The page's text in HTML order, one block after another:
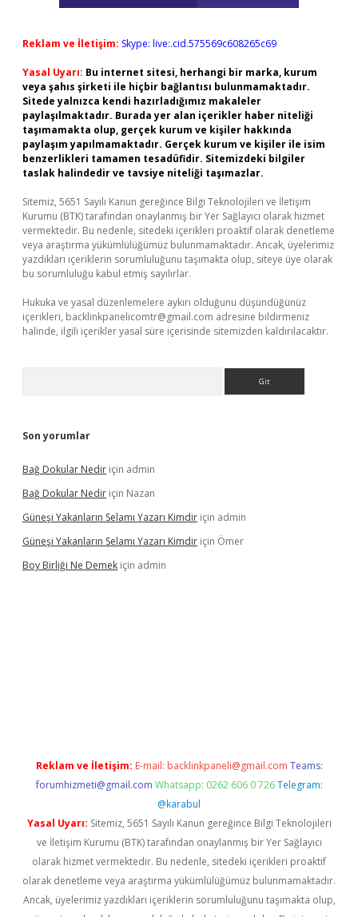
Reklam ve İletişim: Skype: live:.cid.575569c608265c69
Yasal Uyarı: Bu internet sitesi, herhangi bir marka, kurum
veya şahıs şirketi ile hiçbir bağlantısı bulunmamaktadır.
Sitede yalnızca kendi hazırladığımız makaleler
paylaşılmaktadır. Burada yer alan içerikler haber niteliği
taşımamakta olup, gerçek kurum ve kişiler hakkında
paylaşım yapılmamaktadır. Gerçek kurum ve kişiler ile isim
benzerlikleri tamamen tesadüfidir. Sitemizdeki bilgiler
taslak halindedir ve tavsiye niteliği taşımazlar.
Sitemiz, 5651 Sayılı Kanun gereğince Bilgi Teknolojileri ve İletişim
Kurumu (BTK) tarafından onaylanmış bir Yer Sağlayıcı olarak hizmet
vermektedir. Bu nedenle, sitedeki içerikleri proaktif olarak denetleme
veya araştırma yükümlülüğümüz bulunmamaktadır. Ancak, üyelerimiz
yazdıkları içeriklerin sorumluluğunu taşımakta olup, siteye üye olarak
bu sorumluluğu kabul etmiş sayılırlar.
Hukuka ve yasal düzenlemelere aykırı olduğunu düşündüğünüz
içerikleri, backlinkpanelicomtr@gmail.com adresine bildirmeniz
halinde, ilgili içerikler yasal süre içerisinde sitemizden kaldırılacaktır.
Son yorumlar
Bağ Dokular Nedir için admin
Bağ Dokular Nedir için Nazan
Güneşi Yakanların Selamı Yazarı Kimdir için admin
Güneşi Yakanların Selamı Yazarı Kimdir için Ömer
Boy Birliği Ne Demek için admin
Reklam ve İletişim: E-mail: backlinkpaneli@gmail.com Teams:
forumhizmeti@gmail.com Whatsapp: 0262 606 0 726 Telegram:
@karabul
Yasal Uyarı: Sitemiz, 5651 Sayılı Kanun gereğince Bilgi Teknolojileri
ve İletişim Kurumu (BTK) tarafından onaylanmış bir Yer Sağlayıcı
olarak hizmet vermektedir. Bu nedenle, sitedeki içerikleri proaktif
olarak denetleme veya araştırma yükümlülüğümüz bulunmamaktadır.
Ancak, üyelerimiz yazdıkları içeriklerin sorumluluğunu taşımakta olup,